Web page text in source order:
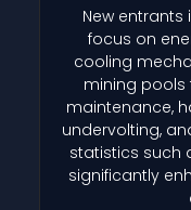
New
focus on
cooling
mining pools
maintenance,
undervolting,
statistics such
significantly